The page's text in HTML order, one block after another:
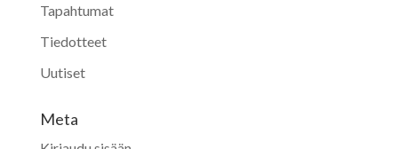
Tapahtumat
Tiedotteet
Uutiset
Meta